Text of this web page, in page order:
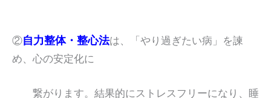
②自力整体・整心法は、「やり過ぎたい病」を諫
め、心の安定化に
繋がります。結果的にストレスフリーになり、睡